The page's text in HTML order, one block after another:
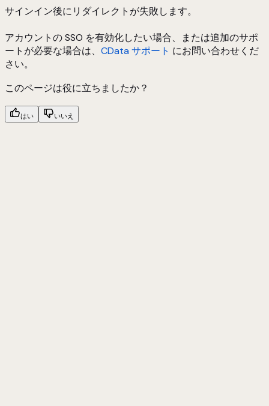
サインイン後にリダイレクトが失敗します。
アカウントの SSO を有効化したい場合、または追加のサポ
ートが必要な場合は、 CData サポート にお問い合わせくだ
さい。
このページは役に立ちましたか？
はい いいえ